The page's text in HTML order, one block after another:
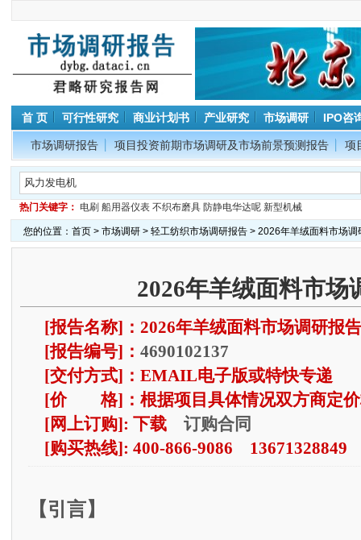
首 页 可行性研究 商业计划书 产业研究 市场调研 IPO咨
市场调研报告 项目投资前期市场调研及市场前景预测报告 项
热门关键字： 电刷 船用器仪表 不织布磨具 防静电华达呢 新型机械
您的位置： 首页> 市场调研> 轻工纺织市场调研报告> 2026年羊绒面料市场调
2026年羊绒面料市场
[报告名称]：2026年羊绒面料市场调研报告
[报告编号]： 4690102137
[交付方式]：EMAIL电子版或特快专递
[价 格]：根据项目具体情况双方商定
[网上订购]: 下载 订购合同
[购买热线]: 400-866-9086 13671328849
【引言】